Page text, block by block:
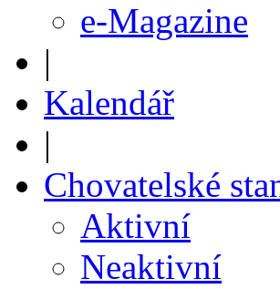
e-Magazine
|
Kalendář
|
Chovatelské
Aktivní
Neaktivní